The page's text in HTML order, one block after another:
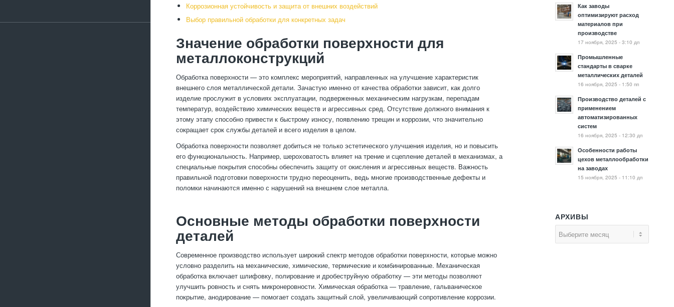
Коррозионная устойчивость и защита от внешних воздействий
Выбор правильной обработки для конкретных задач
Значение обработки поверхности для
металлоконструкций
Обработка поверхности — это комплекс мероприятий, направленных на улучшение характеристик
внешнего слоя металлической детали. Зачастую именно от качества обработки зависит, как долго
изделие прослужит в условиях эксплуатации, подверженных механическим нагрузкам, перепадам
температур, воздействию химических веществ и агрессивных сред. Отсутствие должного внимания к
этому этапу способно привести к быстрому износу, появлению трещин и коррозии, что значительно
сокращает срок службы деталей и всего изделия в целом.
Обработка поверхности позволяет добиться не только эстетического улучшения изделия, но и повысить
его функциональность. Например, шероховатость влияет на трение и сцепление деталей в механизмах, а
специальные покрытия способны обеспечить защиту от окисления и агрессивных веществ. Важность
правильной подготовки поверхности трудно переоценить, ведь многие производственные дефекты и
поломки начинаются именно с нарушений на внешнем слое металла.
Основные методы обработки поверхности
деталей
Современное производство использует широкий спектр методов обработки поверхности, которые можно
условно разделить на механические, химические, термические и комбинированные. Механическая
обработка включает шлифовку, полирование и дробеструйную обработку — эти методы позволяют
улучшить ровность и снять микронеровности. Химическая обработка — травление, гальваническое
покрытие, анодирование — помогает создать защитный слой, увеличивающий сопротивление коррозии.
Как заводы
оптимизируют расход
материалов при
производстве
17 ноября, 2025 - 3:10 дп
Промышленные
стандарты в сварке
металлических деталей
16 ноября, 2025 - 1:50 пп
Производство деталей с
применением
автоматизированных
систем
16 ноября, 2025 - 12:30 дп
Особенности работы
цехов металлообработки
на заводах
15 ноября, 2025 - 11:10 дп
АРХИВЫ